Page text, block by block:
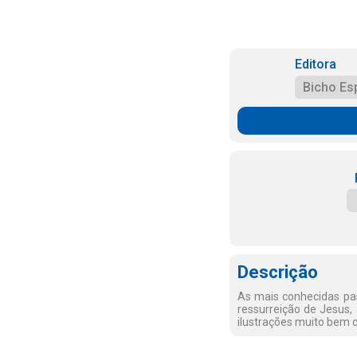
Editora
Bicho
Descrição
As mais conhecidas
ressurreição de
ilustrações muito bem